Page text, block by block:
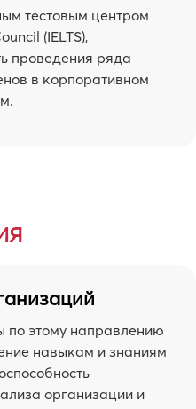
тестовым центром
(IELTS),
проведения ряда
в корпоративном
этому направлению
навыкам и знаниям
организации и